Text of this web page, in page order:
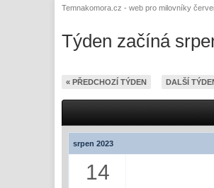
Temnakomora.cz - web pro milovníky
Týden začíná
« PŘEDCHOZÍ TÝDEN DALŠÍ
srpen 2023
14